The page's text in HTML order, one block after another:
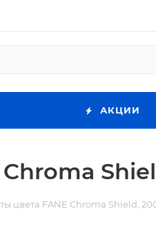
АКЦИИ
цвета FANE Chroma Shield,